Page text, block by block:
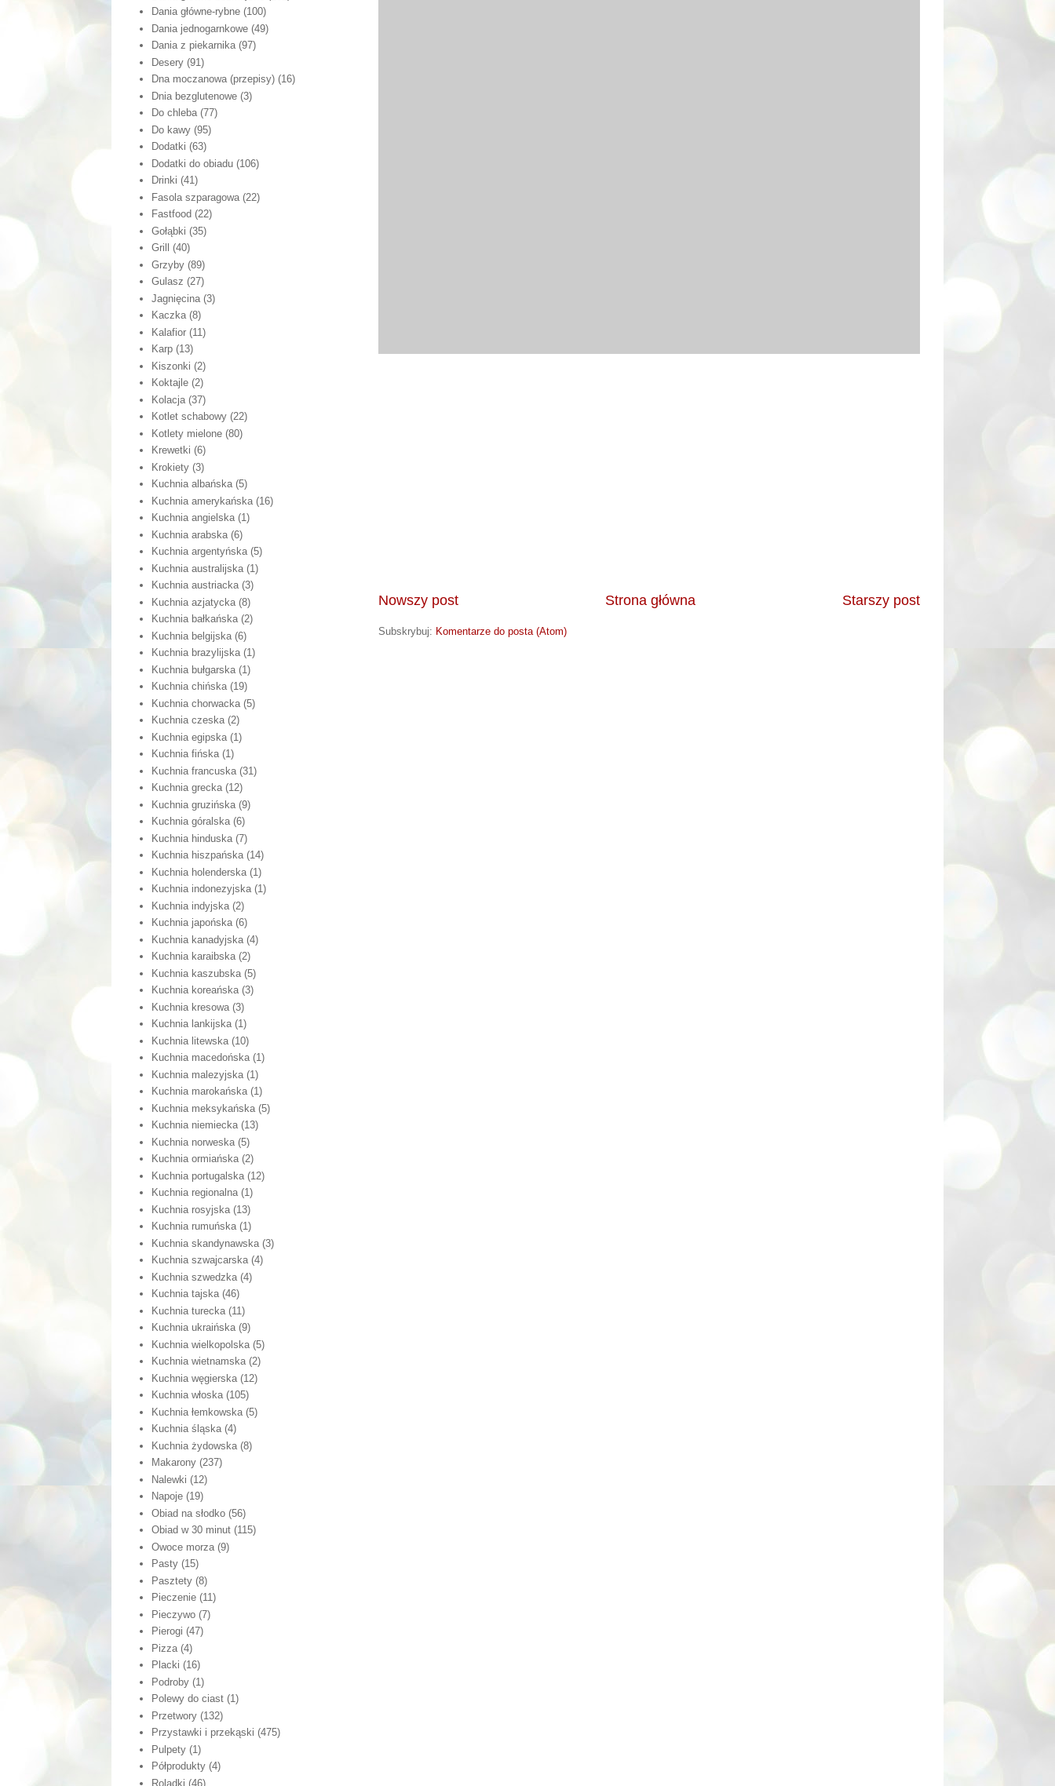
Nowszy post Starszy post
Strona główna
Subskrybuj: Komentarze do posta (Atom)
Dania główne-rybne (100)
Dania jednogarnkowe (49)
Dania z piekarnika (97)
Desery (91)
Dna moczanowa (przepisy) (16)
Dnia bezglutenowe (3)
Do chleba (77)
Do kawy (95)
Dodatki (63)
Dodatki do obiadu (106)
Drinki (41)
Fasola szparagowa (22)
Fastfood (22)
Gołąbki (35)
Grill
(40)
Grzyby (89)
Gulasz (27)
Jagnięcina (3)
Kaczka (8)
Kalafior (11)
Karp (13)
Kiszonki (2)
Koktajle (2)
Kolacja (37)
Kotlet schabowy (22)
Kotlety mielone (80)
Krewetki (6)
Krokiety (3)
Kuchnia albańska (5)
Kuchnia amerykańska (16)
Kuchnia angielska (1)
Kuchnia arabska (6)
Kuchnia argentyńska (5)
Kuchnia australijska (1)
Kuchnia austriacka (3)
Kuchnia azjatycka (8)
Kuchnia bałkańska (2)
Kuchnia belgijska (6)
Kuchnia brazylijska (1)
Kuchnia bułgarska (1)
Kuchnia chińska (19)
Kuchnia chorwacka (5)
Kuchnia czeska (2)
Kuchnia egipska (1)
Kuchnia fińska (1)
Kuchnia francuska (31)
Kuchnia grecka (12)
Kuchnia gruzińska (9)
Kuchnia góralska (6)
Kuchnia hinduska (7)
Kuchnia hiszpańska (14)
Kuchnia holenderska (1)
Kuchnia indonezyjska (1)
Kuchnia indyjska (2)
Kuchnia japońska (6)
Kuchnia kanadyjska (4)
Kuchnia karaibska (2)
Kuchnia kaszubska (5)
Kuchnia koreańska (3)
Kuchnia kresowa (3)
Kuchnia lankijska (1)
Kuchnia litewska (10)
Kuchnia macedońska (1)
Kuchnia malezyjska (1)
Kuchnia marokańska (1)
Kuchnia meksykańska (5)
Kuchnia niemiecka (13)
Kuchnia norweska (5)
Kuchnia ormiańska (2)
Kuchnia portugalska (12)
Kuchnia regionalna (1)
Kuchnia rosyjska (13)
Kuchnia rumuńska (1)
Kuchnia skandynawska (3)
Kuchnia szwajcarska (4)
Kuchnia szwedzka (4)
Kuchnia tajska (46)
Kuchnia turecka (11)
Kuchnia ukraińska (9)
Kuchnia wielkopolska (5)
Kuchnia wietnamska (2)
Kuchnia węgierska (12)
Kuchnia włoska (105)
Kuchnia łemkowska (5)
Kuchnia śląska (4)
Kuchnia żydowska (8)
Makarony (237)
Nalewki (12)
Napoje (19)
Obiad na słodko (56)
Obiad w 30 minut (115)
Owoce morza (9)
Pasty (15)
Pasztety (8)
Pieczenie (11)
Pieczywo (7)
Pierogi (47)
Pizza (4)
Placki (16)
Podroby (1)
Polewy do ciast (1)
Przetwory (132)
Przystawki i przekąski (475)
Pulpety (1)
Półprodukty (4)
Roladki (46)